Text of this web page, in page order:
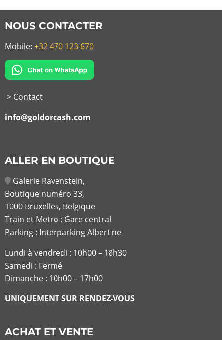
NOUS CONTACTER
Mobile: +32 470 123 670
> Contact
info@goldorcash.com
ALLER EN BOUTIQUE
Galerie Ravenstein,
Boutique numéro 33,
1000 Bruxelles, Belgique
Train et Metro : Gare central
Parking : Interparking Albertine
Lundi à vendredi : 10h00 – 18h30
Samedi : Fermé
Dimanche : 10h00 – 17h00
UNIQUEMENT SUR RENDEZ-VOUS
ACHAT ET VENTE